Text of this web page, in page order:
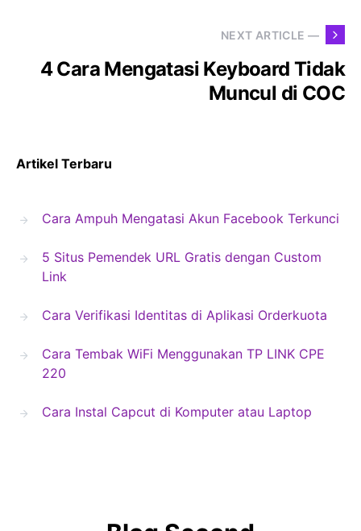
NEXT ARTICLE —
4 Cara Mengatasi Keyboard Tidak
Muncul di COC
Artikel Terbaru
Cara Ampuh Mengatasi Akun Facebook Terkunci
5 Situs Pemendek URL Gratis dengan Custom
Link
Cara Verifikasi Identitas di Aplikasi Orderkuota
Cara Tembak WiFi Menggunakan TP LINK CPE
220
Cara Instal Capcut di Komputer atau Laptop